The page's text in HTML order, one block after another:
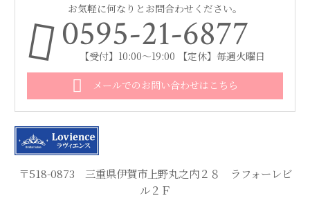
〒518-0873 三重県伊賀市上野丸之内２８ ラフォーレビ
ル２Ｆ
お気軽に何なりとお問合わせください。
0595-21-6877
【受付】10:00～19:00 【定休】毎週火曜日
メールでのお問い合わせはこちら